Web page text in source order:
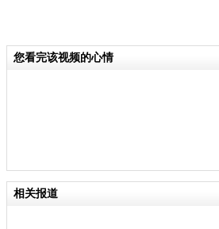
您看完该视频的心情
相关报道